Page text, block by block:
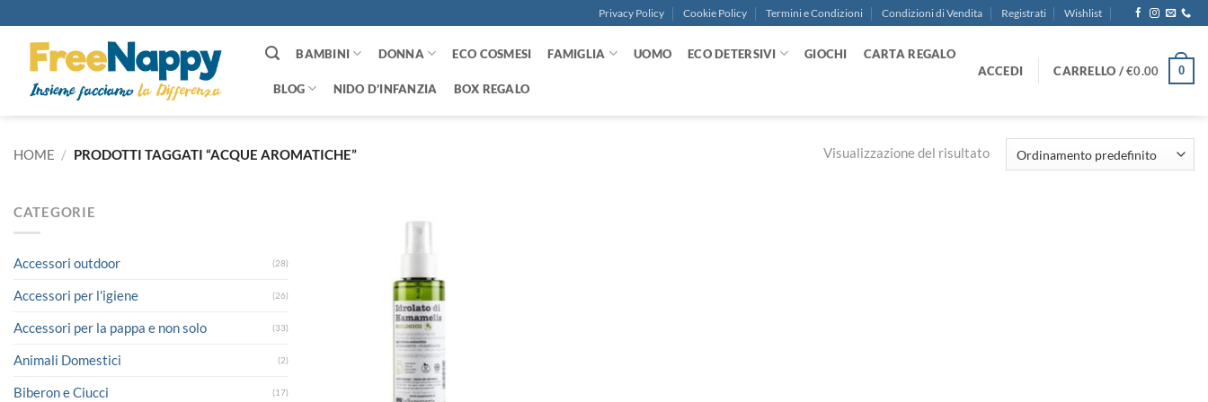
ai
contenuti
Privacy Policy Cookie Policy Termini e Condizioni Condizioni di Vendita Registrati Wishlist
BAMBINI DONNA ECO COSMESI FAMIGLIA UOMO ECO DETERSIVI GIOCHI CARTA REGALO
BLOG NIDO D’INFANZIA BOX REGALO
ACCEDI CARRELLO /€0.00 0
HOME / PRODOTTI TAGGATI “ACQUE AROMATICHE” Visualizzazione del risultato
CATEGORIE
Accessori outdoor (28)
Accessori per l'igiene (26)
Accessori per la pappa e non solo (33)
Animali Domestici (2)
Biberon e Ciucci (17)